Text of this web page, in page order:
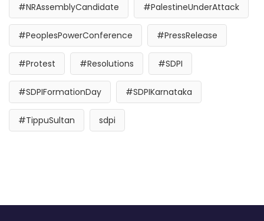
#NRAssemblyCandidate #PalestineUnderAttack
#PeoplesPowerConference #PressRelease
#Protest #Resolutions #SDPI
#SDPIFormationDay #SDPIKarnataka
#TippuSultan sdpi